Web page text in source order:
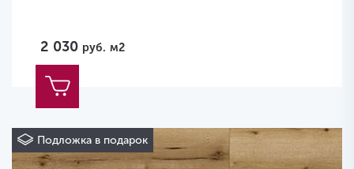
2 030 руб. м2
Подложка в подарок